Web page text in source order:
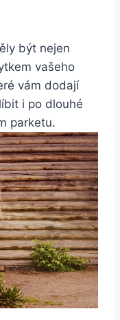
být nejen
vašeho
vám ⁣dodají‍
i po dlouhé⁤
parketu.